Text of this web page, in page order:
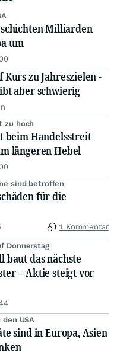
Milliarden
um
Kurs zu Jahreszielen -
aber schwierig
zu hoch
beim Handelsstreit
längeren Hebel
sind betroffen
für die
1 Kommentar
Donnerstag
baut das nächste
– Aktie steigt vor
USA
sind in Europa, Asien